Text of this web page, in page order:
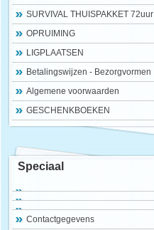
SURVIVAL THUISPAKKET 72uur
OPRUIMING
LIGPLAATSEN
Betalingswijzen - Bezorgvormen
Algemene voorwaarden
GESCHENKBOEKEN
Speciaal
Contactgegevens